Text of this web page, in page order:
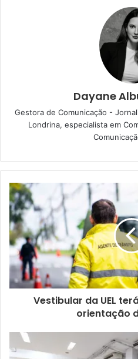
Controladora-geral Beatriz
Teixeira, enfatizou que a
transparência das
governança municipal são
boa gestão. “Lembrando que
prefeitura mais transparente
consecutivos, segundo o
da União (CGU)”, apontou.
Na prática, segundo a
Prefeitura tem dados e
acesso, para toda a
controle social e, com isso,
Dayane
Gestora de Comunicação -
Londrina, especialista em
Vestibular da UEL
orientação